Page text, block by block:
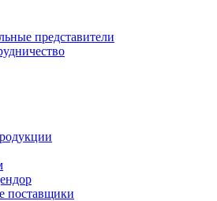
представители
поставщики